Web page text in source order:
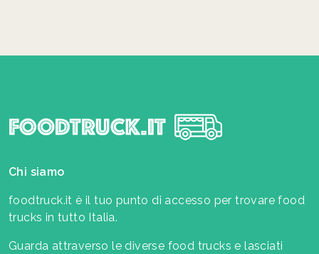
Chi siamo
foodtruck.it è il tuo punto di accesso per trovare food
trucks in tutto Italia.
Guarda attraverso le diverse food trucks e lasciati